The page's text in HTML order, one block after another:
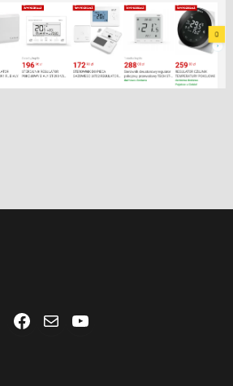
Facebook
Mail